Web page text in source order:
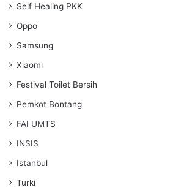
Self Healing PKK
Oppo
Samsung
Xiaomi
Festival Toilet Bersih
Pemkot Bontang
FAI UMTS
INSIS
Istanbul
Turki